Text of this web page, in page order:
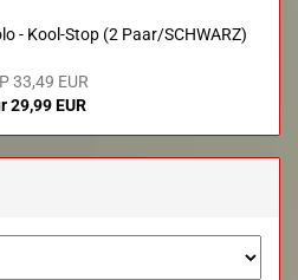
- Kool-Stop (2 Paar/SCHWARZ)
33,49 EUR
29,99 EUR